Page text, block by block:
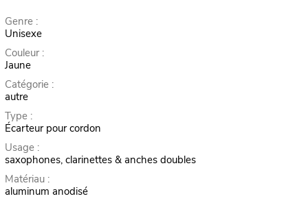
Genre :
Unisexe
Couleur :
Jaune
Catégorie :
autre
Type :
Écarteur pour cordon
Usage :
saxophones, clarinettes & anches doubles
Matériau :
aluminum anodisé